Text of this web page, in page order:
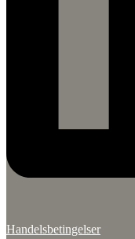
Handelsbetingelser